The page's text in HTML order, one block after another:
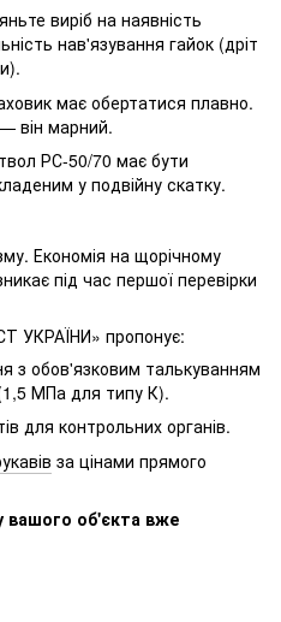
виріб на наявність
нав'язування гайок (дріт
має обертатися плавно.
він марний.
РС-50/70 має бути
у подвійну скатку.
Економія на щорічному
під час першої перевірки
УКРАЇНИ» пропонує:
з обов'язковим талькуванням
МПа для типу К).
для контрольних органів.
за цінами прямого
вашого об'єкта вже